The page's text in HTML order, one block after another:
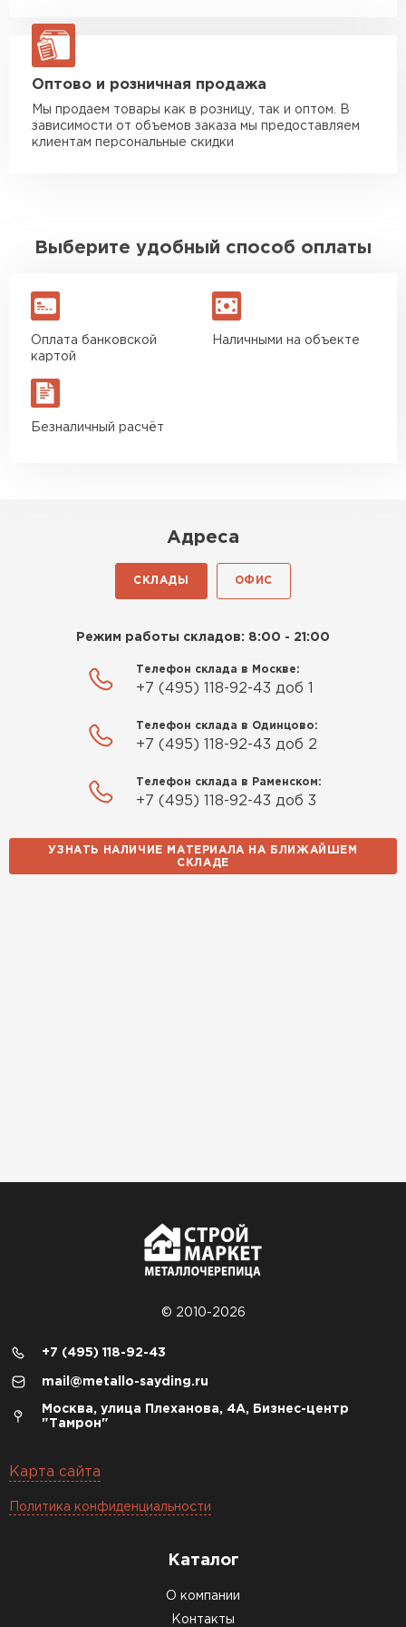
макс. длина груза 13,5 м
ЗАКАЗАТЬ С ДОСТАВКОЙ
Оптово и розничная продажа
Мы продаем товары как в розницу, так и оптом. В
зависимости от объемов заказа мы предоставляем
клиентам персональные скидки
Выберите удобный способ оплаты
Оплата банковской
картой
Наличными на объекте
Безналичный расчёт
Адреса
СКЛАДЫ ОФИС
Режим работы складов: 8:00 - 21:00
Телефон склада в Москве:
+7 (495) 118-92-43 доб 1
Телефон склада в Одинцово:
+7 (495) 118-92-43 доб 2
Телефон склада в Раменском:
+7 (495) 118-92-43 доб 3
УЗНАТЬ НАЛИЧИЕ МАТЕРИАЛА НА БЛИЖАЙШЕМ
СКЛАДЕ
© 2010-2026
+7 (495) 118-92-43
mail@metallo-sayding.ru
Москва, улица Плеханова, 4А, Бизнес-центр
"Тамрон"
Карта сайта
Политика конфиденциальности
Каталог
О компании
Контакты